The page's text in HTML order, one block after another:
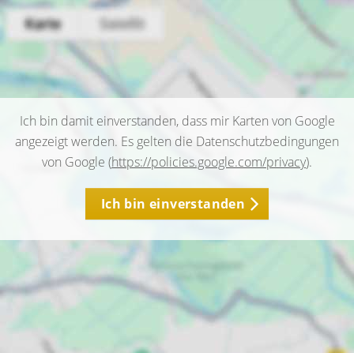
Ich bin damit einverstanden, dass mir Karten von Google
angezeigt werden. Es gelten die Datenschutzbedingungen
von Google (https://policies.google.com/privacy).
Ich bin einverstanden